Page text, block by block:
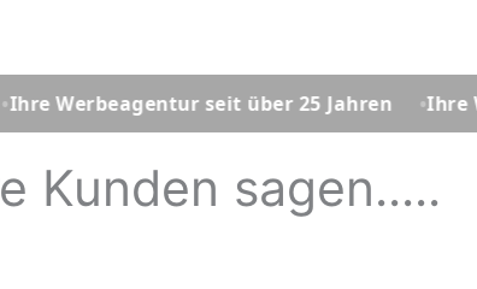
seit über 25 Jahren Ihre
Kunden sagen.....